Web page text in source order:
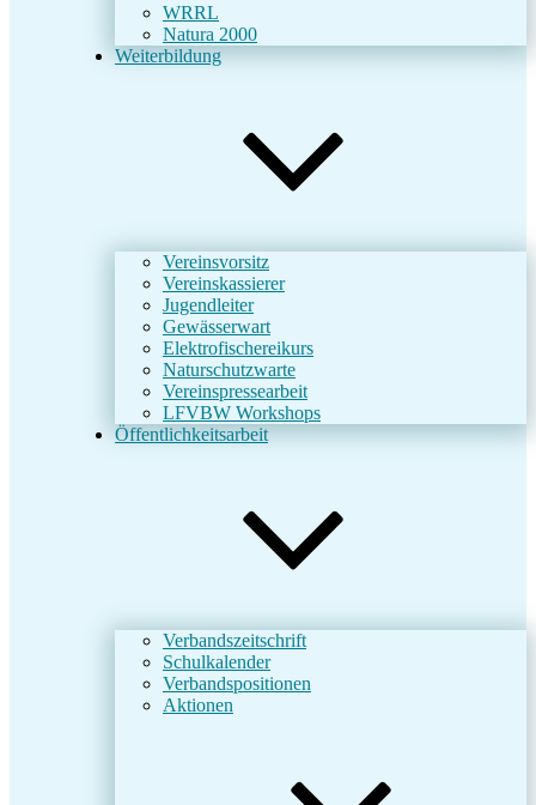
WRRL
Natura 2000
Weiterbildung
Vereinsvorsitz
Vereinskassierer
Jugendleiter
Gewässerwart
Elektrofischereikurs
Naturschutzwarte
Vereinspressearbeit
LFVBW Workshops
Öffentlichkeitsarbeit
Verbandszeitschrift
Schulkalender
Verbandspositionen
Aktionen